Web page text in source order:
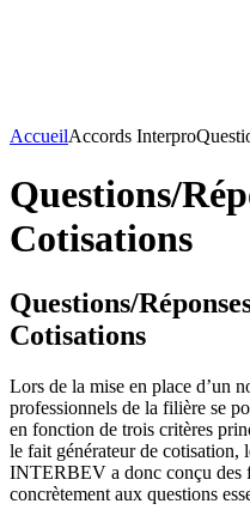
AccueilAccords Interpro
Questions/
Cotisations
Questions/
Cotisations
Lors de la mise en place d’un
professionnels de la filière se
en fonction de trois critères
le fait générateur de
INTERBEV a donc conçu des
concrètement aux questions